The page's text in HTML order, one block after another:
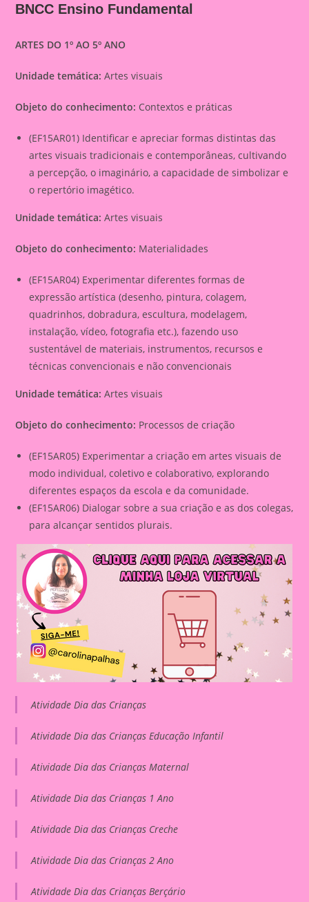
BNCC Ensino Fundamental
ARTES DO 1º AO 5º ANO
Unidade temática: Artes visuais
Objeto do conhecimento: Contextos e práticas
(EF15AR01) Identificar e apreciar formas distintas das
artes visuais tradicionais e contemporâneas, cultivando
a percepção, o imaginário, a capacidade de simbolizar e
o repertório imagético.
Unidade temática: Artes visuais
Objeto do conhecimento: Materialidades
(EF15AR04) Experimentar diferentes formas de
expressão artística (desenho, pintura, colagem,
quadrinhos, dobradura, escultura, modelagem,
instalação, vídeo, fotografia etc.), fazendo uso
sustentável de materiais, instrumentos, recursos e
técnicas convencionais e não convencionais
Unidade temática: Artes visuais
Objeto do conhecimento: Processos de criação
(EF15AR05) Experimentar a criação em artes visuais de
modo individual, coletivo e colaborativo, explorando
diferentes espaços da escola e da comunidade.
(EF15AR06) Dialogar sobre a sua criação e as dos colegas,
para alcançar sentidos plurais.
Atividade Dia das Crianças
Atividade Dia das Crianças Educação Infantil
Atividade Dia das Crianças Maternal
Atividade Dia das Crianças 1 Ano
Atividade Dia das Crianças Creche
Atividade Dia das Crianças 2 Ano
Atividade Dia das Crianças Berçário